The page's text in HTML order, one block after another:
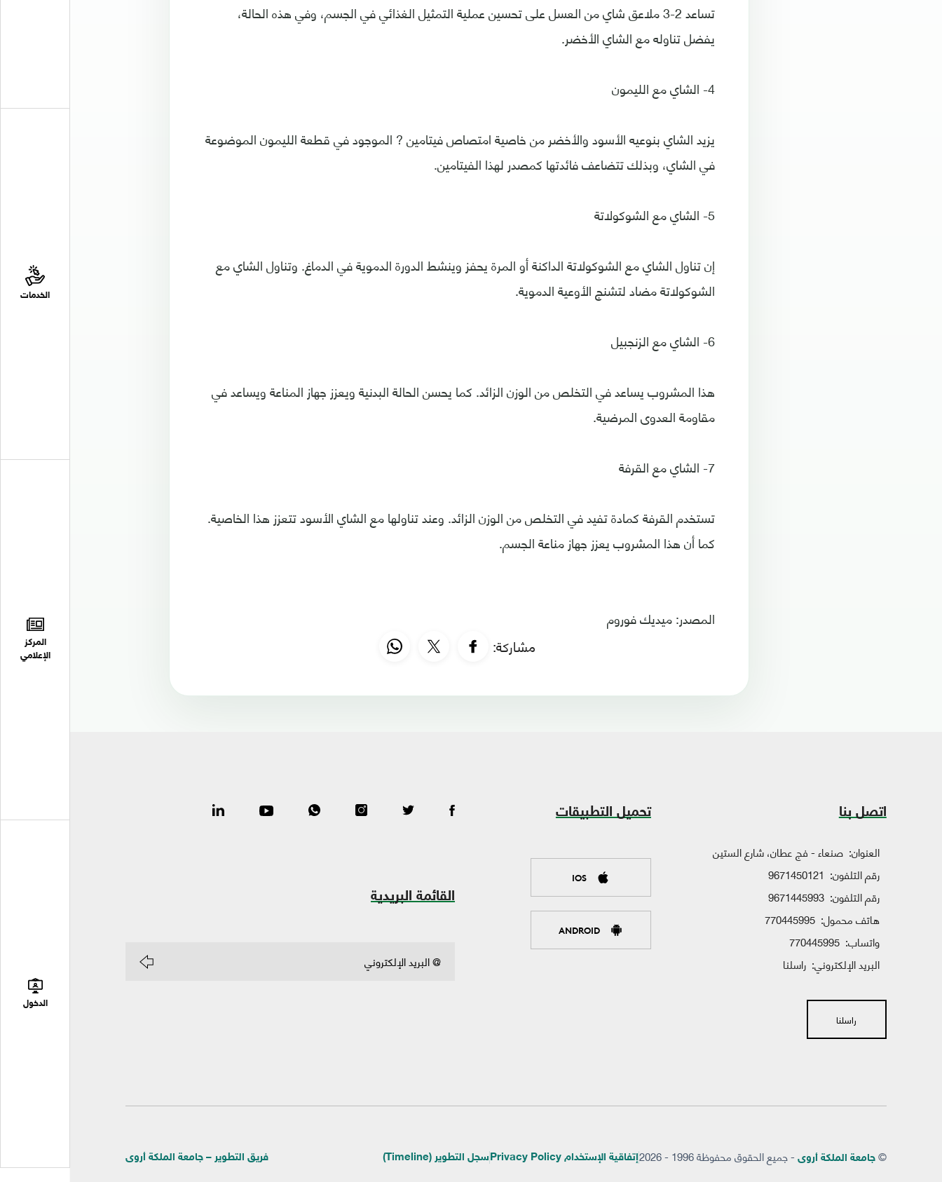
الخدمات
المركز
الإعلامي
الدخول
تساعد 2-3 ملاعق شاي من العسل على تحسين عملية التمثيل الغذائي في الجسم، وفي هذه الحالة،
يفضل تناوله مع الشاي الأخضر.
4- الشاي مع الليمون
يزيد الشاي بنوعيه الأسود والأخضر من خاصية امتصاص فيتامين ? الموجود في قطعة الليمون الموضوعة
في الشاي، وبذلك تتضاعف فائدتها كمصدر لهذا الفيتامين.
5- الشاي مع الشوكولاتة
إن تناول الشاي مع الشوكولاتة الداكنة أو المرة يحفز وينشط الدورة الدموية في الدماغ. وتناول الشاي مع
الشوكولاتة مضاد لتشنج الأوعية الدموية.
6- الشاي مع الزنجبيل
هذا المشروب يساعد في التخلص من الوزن الزائد. كما يحسن الحالة البدنية ويعزز جهاز المناعة ويساعد في
مقاومة العدوى المرضية.
7- الشاي مع القرفة
تستخدم القرفة كمادة تفيد في التخلص من الوزن الزائد. وعند تناولها مع الشاي الأسود تتعزز هذا الخاصية.
كما أن هذا المشروب يعزز جهاز مناعة الجسم.
المصدر: ميديك فوروم
مشاركة:
اتصل بنا
العنوان: صنعاء - فج عطان، شارع الستين
رقم التلفون: 9671450121
رقم التلفون: 9671445993
هاتف محمول: 770445995
واتساب: 770445995
البريد الإلكتروني: راسلنا
راسلنا
تحميل التطبيقات
IOS
ANDROID
القائمة البريدية
©جامعة الملكة أروى - جميع الحقوق محفوظة 1996 - 2026 إتفاقية الإستخدام Privacy Policy سجل التطوير (Timeline) فريق التطوير – جامعة الملكة أروى